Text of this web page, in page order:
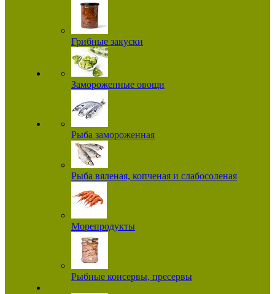
Грибные закуски
Замороженные овощи
Рыба замороженная
Рыба вяленая, копченая и слабосоленая
Морепродукты
Рыбные консервы, пресервы